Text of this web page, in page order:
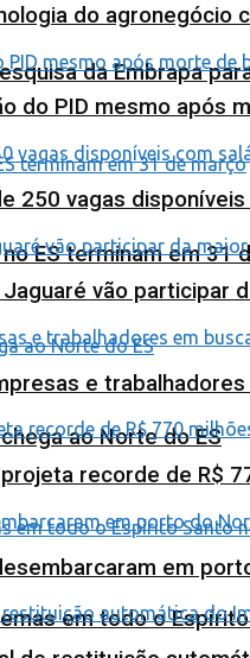
da Embrapa
ES terminam em 31
ao Norte do ES
em todo o
do agronegócio
do PID mesmo após
250 vagas
vão participar
e
recorde de R$
em